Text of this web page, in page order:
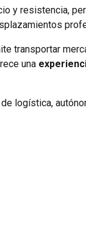
y resistencia,
transportar
una
logística,